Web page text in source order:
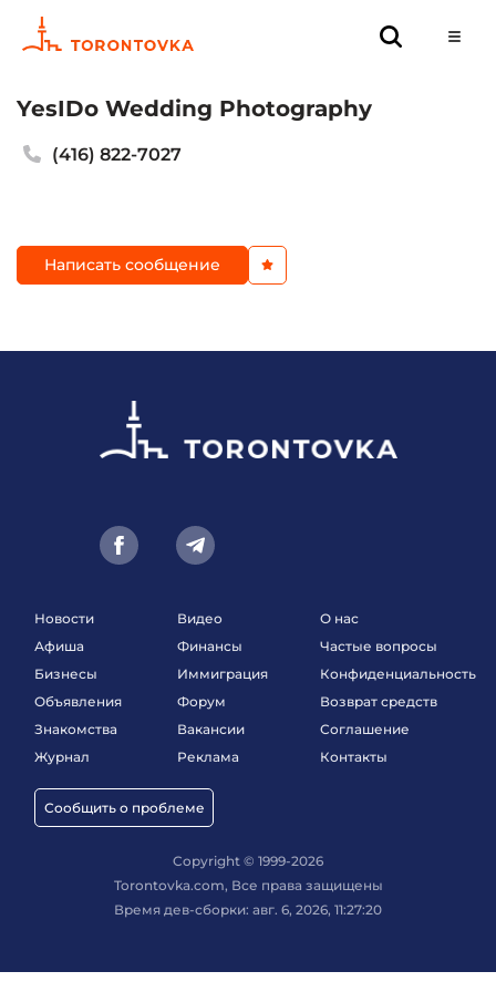
YesIDo Wedding Photography
(416) 822-7027
Написать сообщение
Новости
Афиша
Бизнесы
Объявления
Знакомства
Журнал
Сообщить о проблеме
Видео
Финансы
Иммиграция
Форум
Вакансии
Реклама
О нас
Частые вопросы
Конфиденциальность
Возврат средств
Соглашение
Контакты
Copyright © 1999-2026
Torontovka.com, Все права защищены
Время дев-сборки: авг. 6, 2026, 11:27:20